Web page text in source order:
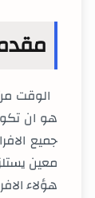
الوقت
هو ان
جميع
معين
هؤلاء